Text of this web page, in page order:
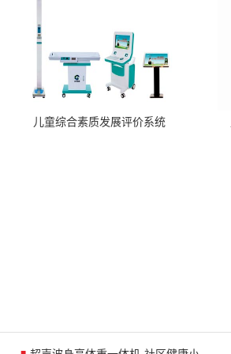
儿童综合素质发展评价系统